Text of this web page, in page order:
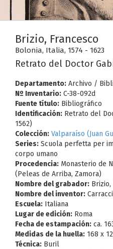
Brizio, Francesco
Bolonia, Italia, 1574 - 1623
Retrato del Doctor
Departamento: Archivo /
Nº Inventario: C-38-092d
Fuente título: Bibliográfico
Identificación: Retrato del
1562)
Colección: Valparaíso (Juan
Series: Scuola perfetta per
corpo umano
Procedencia: Monasterio de
(Peleas de Arriba, Zamora)
Nombre del grabador: Brizio,
Nombre del inventor:
Escuela: Italiana
Lugar de edición: Roma
Fecha de estampación: ca.
Medidas de la huella: 168 x
Técnica: Buril